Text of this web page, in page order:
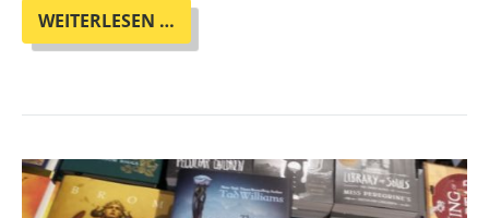
WEITERLESEN …
LECKIE:
UND